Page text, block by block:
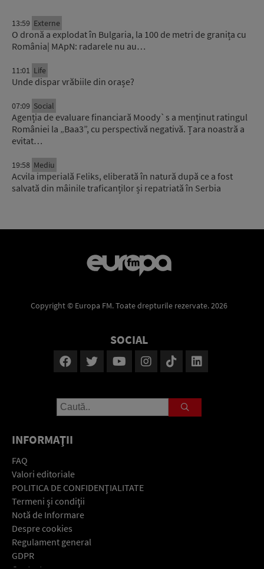
13:59 Externe
O dronă a explodat în Bulgaria, la 100 de metri de granița cu
România| MApN: radarele nu au…
11:01 Life
Unde dispar vrăbiile din orașe?
07:09 Social
Agenția de evaluare financiară Moody`s a menținut ratingul
României la „Baa3”, cu perspectivă negativă. Țara noastră a
evitat…
19:58 Mediu
Acvila imperială Feliks, eliberată în natură după ce a fost
salvată din mâinile traficanților și repatriată în Serbia
Copyright © Europa FM. Toate drepturile rezervate. 2026
SOCIAL
INFORMAŢII
FAQ
Valori editoriale
POLITICA DE CONFIDENŢIALITATE
Termeni şi condiţii
Notă de Informare
Despre cookies
Regulament general
GDPR